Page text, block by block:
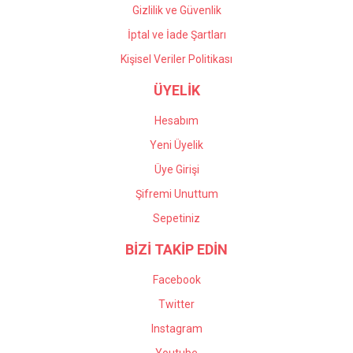
Gizlilik ve Güvenlik
İptal ve İade Şartları
Kişisel Veriler Politikası
ÜYELİK
Hesabım
Yeni Üyelik
Üye Girişi
Şifremi Unuttum
Sepetiniz
BİZİ TAKİP EDİN
Facebook
Twitter
Instagram